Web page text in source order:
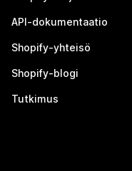
API-dokumentaatio
Shopify-yhteisö
Shopify-blogi
Tutkimus